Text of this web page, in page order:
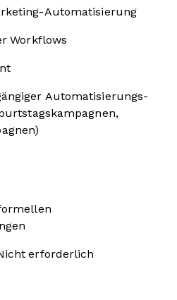
Automatisierung
Workflows
Automatisierungs-
erforderlich